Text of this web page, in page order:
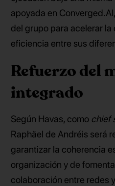
apoyada en
del grupo para acelerar la
eficiencia entre sus
Refuerzo del
integrado
Según Havas, como chief
Raphäel de Andréis será
garantizar la coherencia
organización y de
colaboración entre redes